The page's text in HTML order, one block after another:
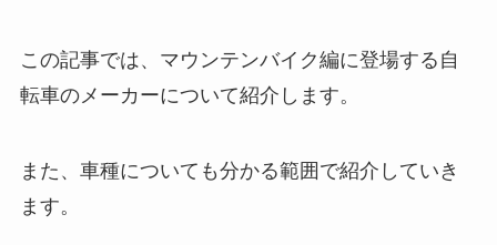
この記事では、マウンテンバイク編に登場する自
転車のメーカーについて紹介します。
また、車種についても分かる範囲で紹介していき
ます。